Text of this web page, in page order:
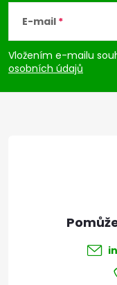
p
a
E-mail
Vložením e-mailu
osobních údajů